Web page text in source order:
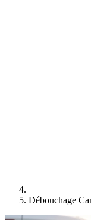
Débouchage